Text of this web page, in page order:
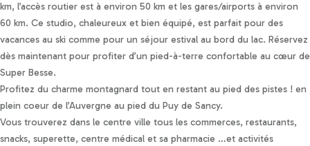
km, l’accès routier est à environ 50 km et les gares/airports à environ
60 km. Ce studio, chaleureux et bien équipé, est parfait pour des
vacances au ski comme pour un séjour estival au bord du lac. Réservez
dès maintenant pour profiter d’un pied-à-terre confortable au cœur de
Super Besse.
Profitez du charme montagnard tout en restant au pied des pistes ! en
plein coeur de l’Auvergne au pied du Puy de Sancy.
Vous trouverez dans le centre ville tous les commerces, restaurants,
snacks, superette, centre médical et sa pharmacie …et activités